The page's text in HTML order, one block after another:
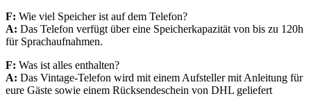
F: Wie viel Speicherist auf dem Telefon?
A: Das Telefon verfügtüber eine Speicherkapazität von bis zu 120h
für Sprachaufnahmen.
F: Was ist alles enthalten?
A: Das Vintage-Telefon wird miteinem Aufsteller mit Anleitung für
eure Gäste sowie einem Rücksendeschein von DHL geliefert